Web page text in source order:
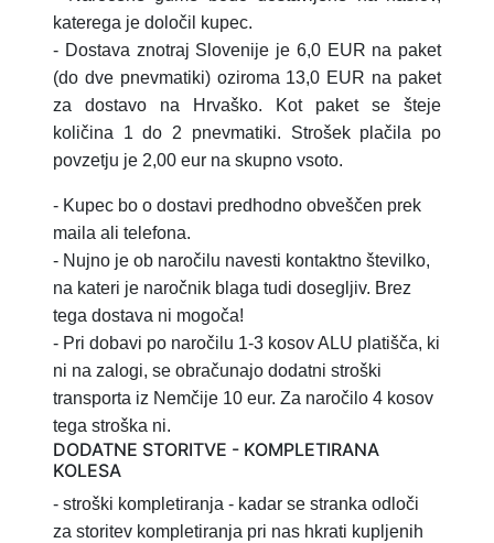
katerega je določil kupec.
- Dostava znotraj Slovenije je 6,0 EUR na paket
(do dve pnevmatiki) oziroma 13,0 EUR na paket
za dostavo na Hrvaško.
Kot paket se šteje
količina 1 do 2 pnevmatiki. Strošek plačila po
povzetju je 2,00 eur na skupno vsoto.
- Kupec bo o dostavi predhodno obveščen prek
maila ali telefona.
- Nujno je ob naročilu navesti kontaktno številko,
na kateri je naročnik blaga tudi dosegljiv. Brez
tega dostava ni mogoča!
- Pri dobavi po naročilu 1-3 kosov ALU platišča, ki
ni na zalogi, se obračunajo dodatni stroški
transporta iz Nemčije 10 eur. Za naročilo 4 kosov
tega stroška ni.
DODATNE STORITVE - KOMPLETIRANA
KOLESA
- stroški kompletiranja - kadar se stranka odloči
za storitev kompletiranja pri nas hkrati kupljenih